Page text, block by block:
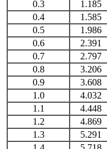
0.3
1.185
0.4
1.585
0.5
1.986
0.6
2.391
0.7
2.797
0.8
3.206
0.9
3.608
1.0
4.032
1.1
4.448
1.2
4.869
1.3
5.291